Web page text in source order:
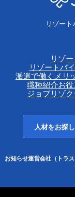
リゾー
リゾ
リゾートバ
派遣で働くメリ
職種紹介お
ジョブリゾ
人材をお探
お知らせ運営会社（トラス